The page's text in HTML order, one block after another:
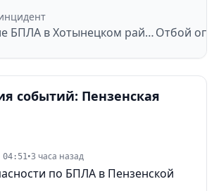
Обнаружение БПЛА в Хотынецком районе
событий: Пензенская
04:51•3 часа назад
по БПЛА в Пензенской